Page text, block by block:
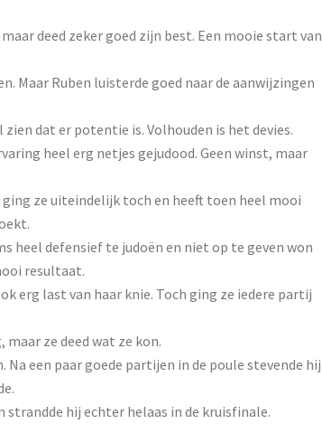
deed zeker goed zijn best. Een mooie start van
Maar Ruben luisterde goed naar de aanwijzingen
dat er potentie is. Volhouden is het devies.
heel erg netjes gejudood. Geen winst, maar
ze uiteindelijk toch en heeft toen heel mooi
heel defensief te judoën en niet op te geven won
resultaat.
erg last van haar knie. Toch ging ze iedere partij
ze deed wat ze kon.
een paar goede partijen in de poule stevende hij
hij echter helaas in de kruisfinale.